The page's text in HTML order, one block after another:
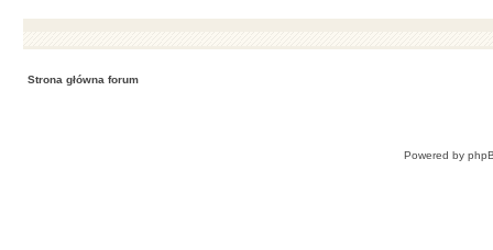
Strona główna forum
Powered by